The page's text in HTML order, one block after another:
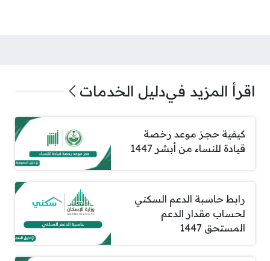
اقرأ المزيد فيدليل الخدمات
كيفية حجز موعد رخصة
قيادة للنساء من أبشر 1447
رابط حاسبة الدعم السكني
لحساب مقدار الدعم
المستحق 1447